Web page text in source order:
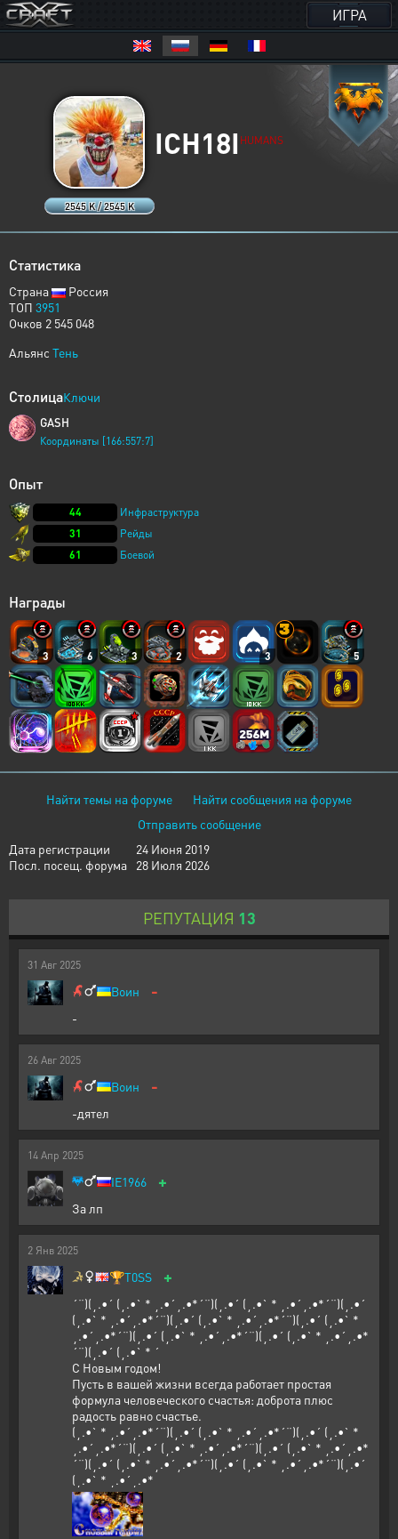
ИГРА
2545 K / 2545 K
ICH18I HUMANS
Статистика
Страна
Россия
ТОП 3951
Очков 2 545 048
Альянс Тень
СтолицаКлючи
GASH
Координаты [166:557:7]
Опыт
44
Инфраструктура
31
Рейды
61
Боевой
Награды
3 6 3 2 3 5
Найти темы на форуме
Найти сообщения на форуме
Отправить сообщение
Дата регистрации
24 Июня 2019
Посл. посещ. форума
28 Июля 2026
РЕПУТАЦИЯ 13
31 Авг 2025
Воин -
-
26 Авг 2025
Воин -
-дятел
14 Апр 2025
IE1966 +
За лп
2 Янв 2025
🏆T0SS +
´¨)(¸.•´ (¸.•` * ¸.•´¸.•*´¨)(¸.•´ (¸.•` * ¸.•´¸.•*´¨)(¸.•´
(¸.•` * ¸.•´¸.•*´¨)(¸.•´ (¸.•` * ¸.•´¸.•*´¨)(¸.•´ (¸.•` *
¸.•´¸.•*´¨)(¸.•´ (¸.•` * ¸.•´¸.•*´¨)(¸.•´ (¸.•` * ¸.•´¸.•*
´¨)(¸.•´ (¸.•` * ´
С Новым годом!
Пусть в вашей жизни всегда работает простая
формула человеческого счастья: доброта плюс
радость равно счастье.
(¸.•` * ¸.•´¸.•*´¨)(¸.•´ (¸.•` * ¸.•´¸.•*´¨)(¸.•´ (¸.•` *
¸.•´¸.•*´¨)(¸.•´ (¸.•` * ¸.•´¸.•*´¨)(¸.•´ (¸.•` * ¸.•´¸.•*
´¨)(¸.•´ (¸.•` * ¸.•´¸.•*´¨)(¸.•´ (¸.•` * ¸.•´¸.•*´¨)(¸.•´
(¸.•` * ¸.•´¸.•*